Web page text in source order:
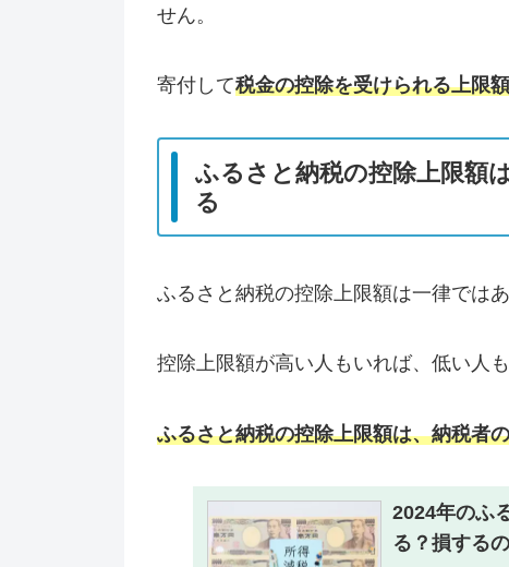
せん。
寄付して税金の控除を受けられる上限
ふるさと納税の控除上限額
る
ふるさと納税の控除上限額は一律ではあ
控除上限額が高い人もいれば、低い人も
ふるさと納税の控除上限額は、納税者
2024年のふ
る？損する